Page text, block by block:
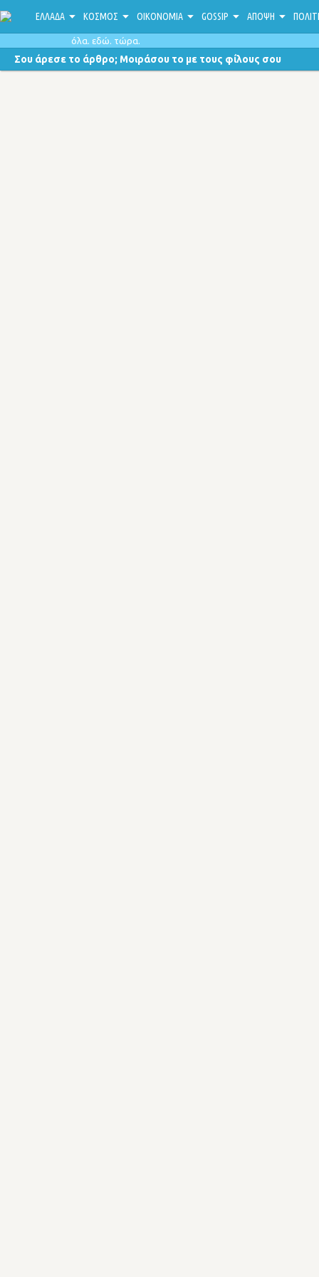
ΕΛΛΑΔΑ ΚΟΣΜΟΣ ΟΙΚΟΝΟΜΙΑ GOSSIP ΑΠΟΨΗ
όλα. εδώ. τώρα.
Σου άρεσε το άρθρο; Μοιράσου το με τους φίλους σου